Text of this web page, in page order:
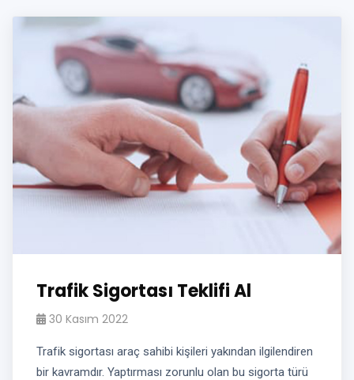
Trafik Sigortası Teklifi Al
30 Kasım 2022
Trafik sigortası araç sahibi kişileri yakından ilgilendiren
bir kavramdır. Yaptırması zorunlu olan bu sigorta türü